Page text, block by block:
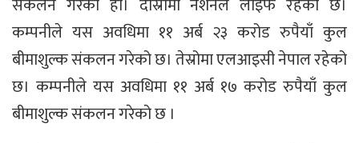
संकलन गरेको हो। दोस्रोमा नेशनल लाइफ रहेको छ।
कम्पनीले यस अवधिमा ११ अर्ब २३ करोड रुपैयाँ कुल
बीमाशुल्क संकलन गरेको छ। तेस्रोमा एलआइसी नेपाल रहेको
छ। कम्पनीले यस अवधिमा ११ अर्ब १७ करोड रुपैयाँ कुल
बीमाशुल्क संकलन गरेको छ ।